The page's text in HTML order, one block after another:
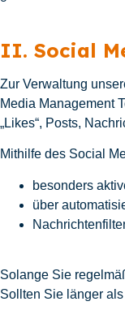
II. Social
Zur Verwaltung
Media Management
„Likes“, Posts,
Mithilfe des Social
besonders
über
Solange Sie
Sollten Sie länger